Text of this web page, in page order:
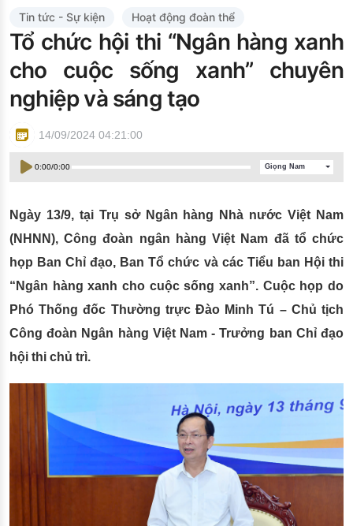
Đào tạo ISO
Tin tức - Sự kiện Hoạt động đoàn thể
Tổ chức hội thi “Ngân hàng xanh
cho cuộc sống xanh” chuyên
nghiệp và sáng tạo
14/09/2024 04:21:00
0:00/0:00 Giọng Nam
Ngày 13/9, tại Trụ sở Ngân hàng Nhà nước Việt Nam
(NHNN), Công đoàn ngân hàng Việt Nam đã tổ chức
họp Ban Chỉ đạo, Ban Tổ chức và các Tiểu ban Hội thi
“Ngân hàng xanh cho cuộc sống xanh”. Cuộc họp do
Phó Thống đốc Thường trực Đào Minh Tú – Chủ tịch
Công đoàn Ngân hàng Việt Nam - Trưởng ban Chỉ đạo
hội thi chủ trì.